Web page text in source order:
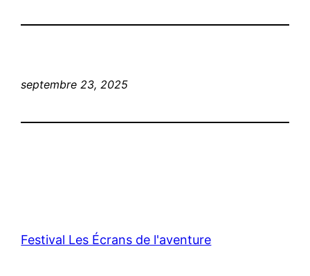
septembre 23, 2025
Festival Les Écrans de l'aventure